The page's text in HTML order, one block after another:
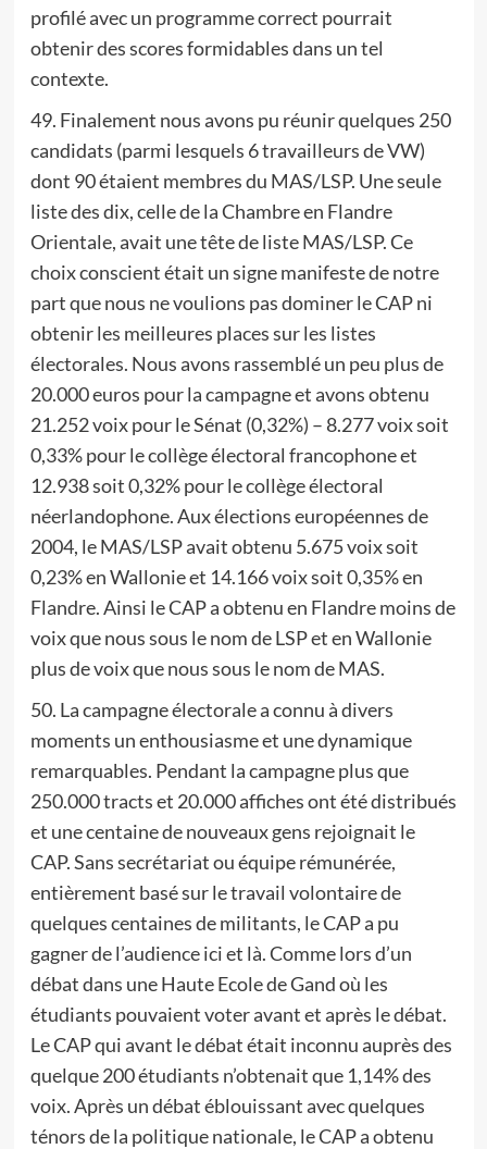
profilé avec un programme correct pourrait
obtenir des scores formidables dans un tel
contexte.
49. Finalement nous avons pu réunir quelques 250
candidats (parmi lesquels 6 travailleurs de VW)
dont 90 étaient membres du MAS/LSP. Une seule
liste des dix, celle de la Chambre en Flandre
Orientale, avait une tête de liste MAS/LSP. Ce
choix conscient était un signe manifeste de notre
part que nous ne voulions pas dominer le CAP ni
obtenir les meilleures places sur les listes
électorales. Nous avons rassemblé un peu plus de
20.000 euros pour la campagne et avons obtenu
21.252 voix pour le Sénat (0,32%) – 8.277 voix soit
0,33% pour le collège électoral francophone et
12.938 soit 0,32% pour le collège électoral
néerlandophone. Aux élections européennes de
2004, le MAS/LSP avait obtenu 5.675 voix soit
0,23% en Wallonie et 14.166 voix soit 0,35% en
Flandre. Ainsi le CAP a obtenu en Flandre moins de
voix que nous sous le nom de LSP et en Wallonie
plus de voix que nous sous le nom de MAS.
50. La campagne électorale a connu à divers
moments un enthousiasme et une dynamique
remarquables. Pendant la campagne plus que
250.000 tracts et 20.000 affiches ont été distribués
et une centaine de nouveaux gens rejoignait le
CAP. Sans secrétariat ou équipe rémunérée,
entièrement basé sur le travail volontaire de
quelques centaines de militants, le CAP a pu
gagner de l’audience ici et là. Comme lors d’un
débat dans une Haute Ecole de Gand où les
étudiants pouvaient voter avant et après le débat.
Le CAP qui avant le débat était inconnu auprès des
quelque 200 étudiants n’obtenait que 1,14% des
voix. Après un débat éblouissant avec quelques
ténors de la politique nationale, le CAP a obtenu